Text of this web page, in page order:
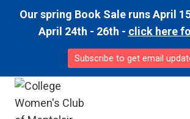
Our spring Book Sale runs April
April 24th - 26th - click here
Subscribe to get email